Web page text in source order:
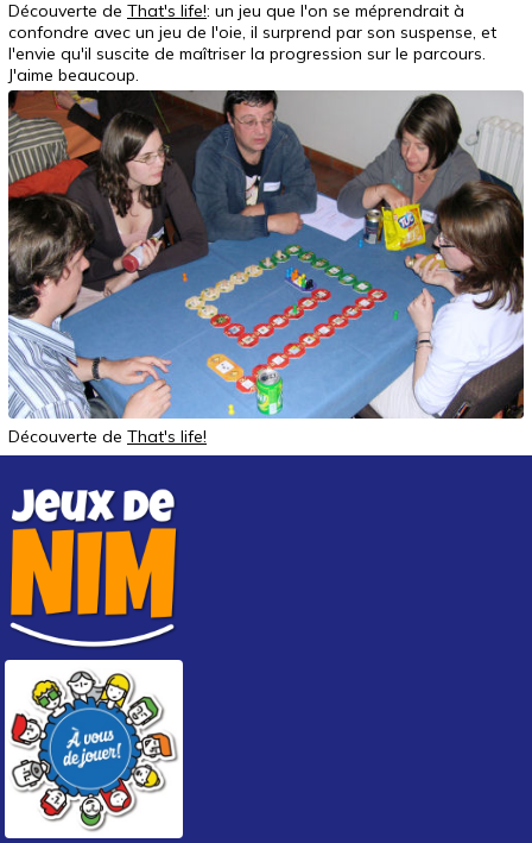
Découverte de That's life!: un jeu que l'on se méprendrait à
confondre avec un jeu de l'oie, il surprend par son suspense, et
l'envie qu'il suscite de maîtriser la progression sur le parcours.
J'aime beaucoup.
Découverte de That's life!